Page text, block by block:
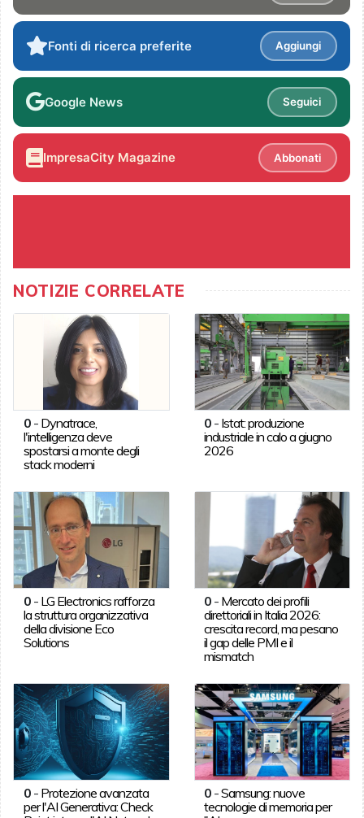
Fonti di ricerca preferite Aggiungi
Google News Seguici
ImpresaCity Magazine Abbonati
NOTIZIE CORRELATE
0- Dynatrace,
l'intelligenza deve
spostarsi a monte degli
stack moderni
0 - Istat: produzione
industriale in calo a giugno
2026
0- LG Electronics rafforza
la struttura organizzativa
della divisione Eco
Solutions
0 - Mercato dei profili
direttoriali in Italia 2026:
crescita record, ma pesano
il gap delle PMI e il
mismatch
0- Protezione avanzata
per l'AI Generativa: Check
0 -Samsung: nuove
tecnologie di memoria per